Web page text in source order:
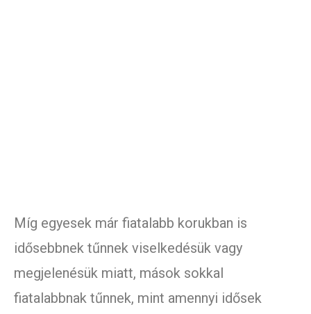
Míg egyesek már fiatalabb korukban is
idősebbnek tűnnek viselkedésük vagy
megjelenésük miatt, mások sokkal
fiatalabbnak tűnnek, mint amennyi idősek